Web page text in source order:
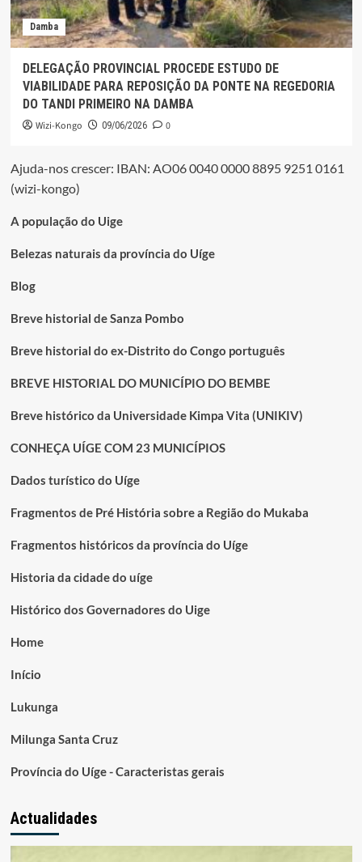
Damba
DELEGAÇÃO PROVINCIAL PROCEDE ESTUDO DE
VIABILIDADE PARA REPOSIÇÃO DA PONTE NA REGEDORIA
DO TANDI PRIMEIRO NA DAMBA
Wizi-Kongo 09/06/2026 0
Ajuda-nos crescer: IBAN: AO06 0040 0000 8895 9251 0161
(wizi-kongo)
A população do Uige
Belezas naturais da província do Uíge
Blog
Breve historial de Sanza Pombo
Breve historial do ex-Distrito do Congo português
BREVE HISTORIAL DO MUNICÍPIO DO BEMBE
Breve histórico da Universidade Kimpa Vita (UNIKIV)
CONHEÇA UÍGE COM 23 MUNICÍPIOS
Dados turístico do Uíge
Fragmentos de Pré História sobre a Região do Mukaba
Fragmentos históricos da província do Uíge
Historia da cidade do uíge
Histórico dos Governadores do Uige
Home
Início
Lukunga
Milunga Santa Cruz
Província do Uíge - Caracteristas gerais
Actualidades